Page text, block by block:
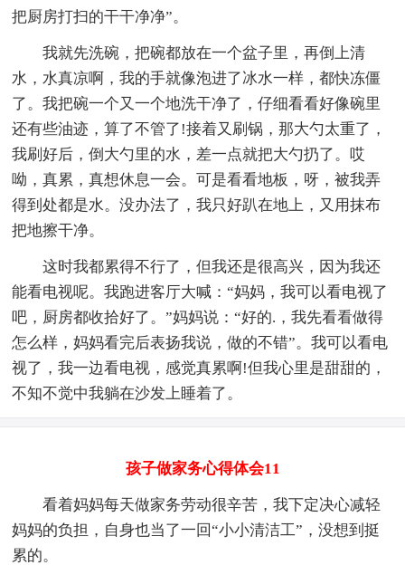
把厨房打扫的干干净净”。
我就先洗碗，把碗都放在一个盆子里，再倒上清
水，水真凉啊，我的手就像泡进了冰水一样，都快冻僵
了。我把碗一个又一个地洗干净了，仔细看看好像碗里
还有些油迹，算了不管了!接着又刷锅，那大勺太重了，
我刷好后，倒大勺里的水，差一点就把大勺扔了。哎
呦，真累，真想休息一会。可是看看地板，呀，被我弄
得到处都是水。没办法了，我只好趴在地上，又用抹布
把地擦干净。
这时我都累得不行了，但我还是很高兴，因为我还
能看电视呢。我跑进客厅大喊：“妈妈，我可以看电视了
吧，厨房都收拾好了。”妈妈说：“好的.，我先看看做得
怎么样，妈妈看完后表扬我说，做的不错”。我可以看电
视了，我一边看电视，感觉真累啊!但我心里是甜甜的，
不知不觉中我躺在沙发上睡着了。
孩子做家务心得体会11
看着妈妈每天做家务劳动很辛苦，我下定决心减轻
妈妈的负担，自身也当了一回“小小清洁工”，没想到挺
累的。